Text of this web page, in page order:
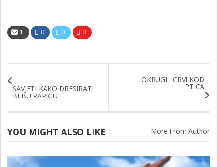
1 0 0 0
SAVJETI KAKO DRESIRATI
BEBU PAPIGU
OKRUGLI CRVI KOD
PTICA
YOU MIGHT ALSO LIKE More From Author